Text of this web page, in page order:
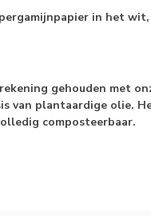
in het
gehouden met
van plantaardige olie.
composteerbaar.